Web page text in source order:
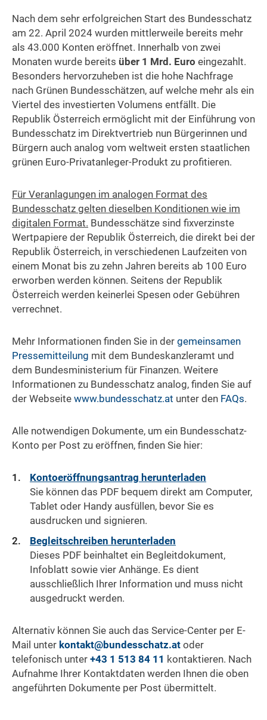
Nach dem sehr erfolgreichen Start des Bundesschatz
am 22. April 2024 wurden mittlerweile bereits mehr
als 43.000 Konten eröffnet. Innerhalb von zwei
Monaten wurde bereits über 1 Mrd. Euro eingezahlt.
Besonders hervorzuheben ist die hohe Nachfrage
nach Grünen Bundesschätzen, auf welche mehr als ein
Viertel des investierten Volumens entfällt. Die
Republik Österreich ermöglicht mit der Einführung von
Bundesschatz im Direktvertrieb nun Bürgerinnen und
Bürgern auch analog vom weltweit ersten staatlichen
grünen Euro-Privatanleger-Produkt zu profitieren.
Für Veranlagungen im analogen Format des
Bundesschatz gelten dieselben Konditionen wie im
digitalen Format. Bundesschätze sind fixverzinste
Wertpapiere der Republik Österreich, die direkt bei der
Republik Österreich, in verschiedenen Laufzeiten von
einem Monat bis zu zehn Jahren bereits ab 100 Euro
erworben werden können. Seitens der Republik
Österreich werden keinerlei Spesen oder Gebühren
verrechnet.
Mehr Informationen finden Sie in der gemeinsamen
Pressemitteilung mit dem Bundeskanzleramt und
dem Bundesministerium für Finanzen. Weitere
Informationen zu Bundesschatz analog, finden Sie auf
der Webseite www.bundesschatz.at unter den FAQs.
Alle notwendigen Dokumente, um ein Bundesschatz-
Konto per Post zu eröffnen, finden Sie hier:
Kontoeröffnungsantrag herunterladen
Sie können das PDF bequem direkt am Computer,
Tablet oder Handy ausfüllen, bevor Sie es
ausdrucken und signieren.
Begleitschreiben herunterladen
Dieses PDF beinhaltet ein Begleitdokument,
Infoblatt sowie vier Anhänge. Es dient
ausschließlich Ihrer Information und muss nicht
ausgedruckt werden.
Alternativ können Sie auch das Service-Center per E-
Mail unter kontakt@bundesschatz.at oder
telefonisch unter +43 1 513 84 11 kontaktieren. Nach
Aufnahme Ihrer Kontaktdaten werden Ihnen die oben
angeführten Dokumente per Post übermittelt.